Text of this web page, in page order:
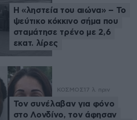
Η «ληστεία του αιώνα» – Το
ψεύτικο κόκκινο σήμα που
σταμάτησε τρένο με 2,6
εκατ. λίρες
ΚΟΣΜΟΣ 17 λ. πριν
Τον συνέλαβαν για φόνο
στο Λονδίνο, τον άφησαν